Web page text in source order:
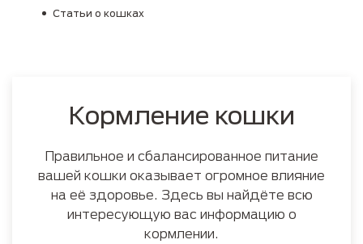
Статьи о кошках
Кормление кошки
Правильное и сбалансированное питание
вашей кошки оказывает огромное влияние
на её здоровье. Здесь вы найдёте всю
интересующую вас информацию о
кормлении.